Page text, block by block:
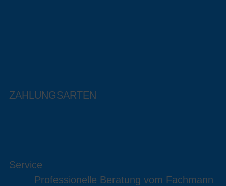
ZAHLUNGSARTEN
Service
Professionelle Beratung vom Fachmann